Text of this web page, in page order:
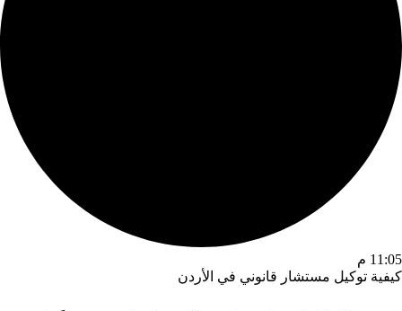
11:05 م
كيفية توكيل مستشار قانوني في الأردن